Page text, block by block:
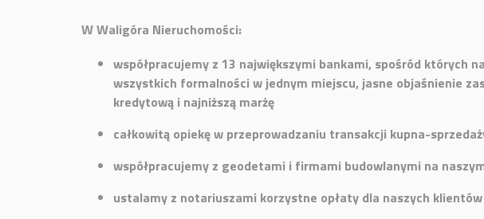
W Waligóra Nieruchomości:
współpracujemy z 13 największymi bankami, spośród których
wszystkich formalności w jednym miejscu, jasne objaśnienie
kredytową i najniższą marżę
całkowitą opiekę w przeprowadzaniu transakcji kupna-
współpracujemy z geodetami i firmami budowlanymi na
ustalamy z notariuszami korzystne opłaty dla naszych klientów